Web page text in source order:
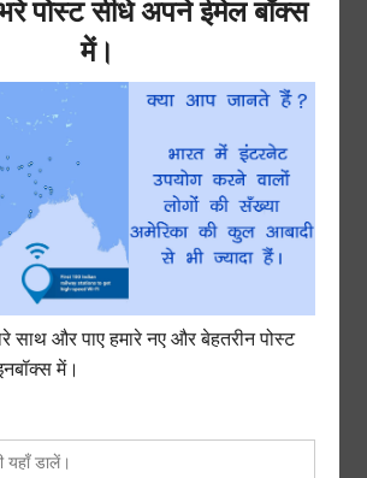
के पतलेपन की समस्यासे पीड़ित है, तो वह
चूर्ण बनाए, और प्रतिदिन 5 ग्राम चूर्ण का
शाम को करे. इससे वीर्य के पतले पन की
शरीर मेअम्लपित्त बढ़ गया
है, तो वह 1 ग्राम
उसे गुड़ के साथ खाए. इससे अम्लपित्त की
है.
वह जामुन के छाल को जला कर राख बना ले,